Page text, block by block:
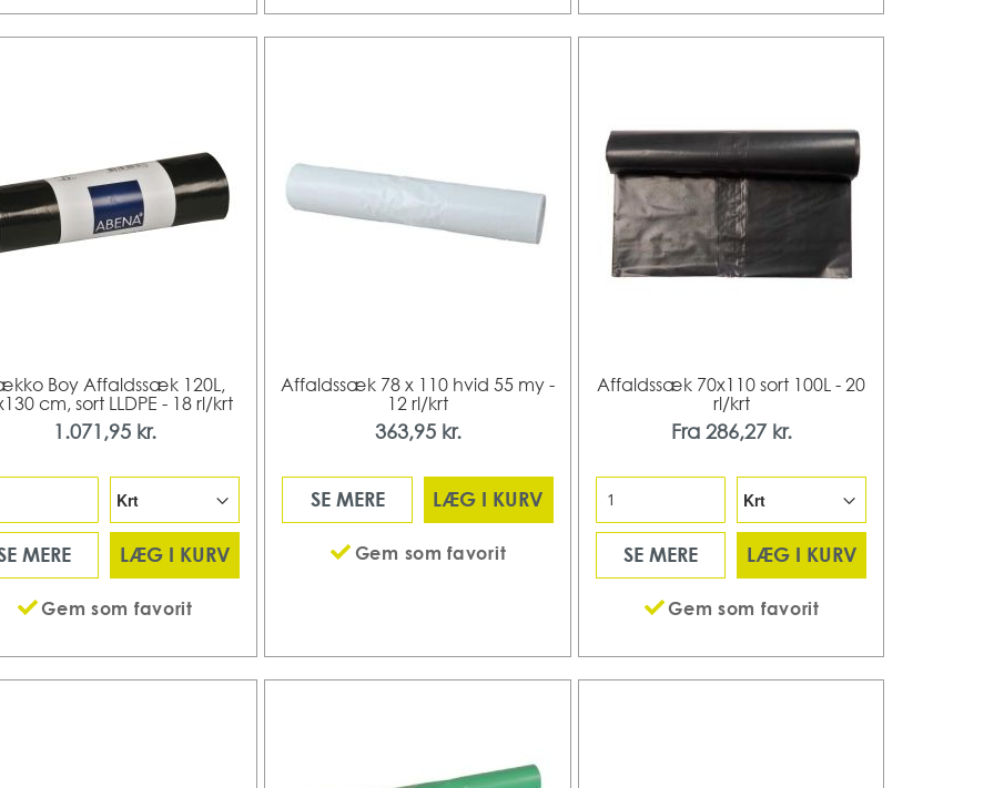
Boy Affaldssæk 120L,
cm, sort LLDPE - 18 rl/krt
1.071,95 kr.
MERE LÆG I KURV
Gem som favorit
Affaldssæk 78 x 110 hvid 55 my -
12 rl/krt
363,95 kr.
SE MERE LÆG I KURV
Gem som favorit
Affaldssæk 70x110 sort 100L - 20
rl/krt
Fra 286,27 kr.
SE MERE LÆG I KURV
Gem som favorit